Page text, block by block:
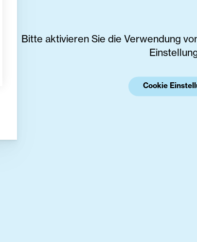
Bitte aktivieren Sie die Verwendung
Cookie